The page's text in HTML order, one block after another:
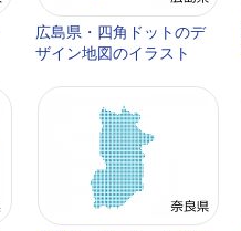
広島県・四角ドットのデ
ザイン地図のイラスト